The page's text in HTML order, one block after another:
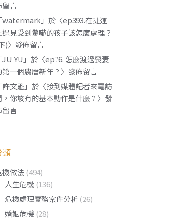
留言
「watermark 」於〈ep393.在捷運
遇見受到驚嚇的孩子該怎麼處理？
)〉發佈留言
「JU YU 」於〈ep76. 怎麼渡過喪妻
第一個農曆新年？ 〉發佈留言
「許文魁」於〈接到媒體記者來電訪
，你該有的基本動作是什麼？ 〉發
留言
類
機做法 (494)
人生危機 (136)
危機處理實務案件分析 (26)
婚姻危機 (28)